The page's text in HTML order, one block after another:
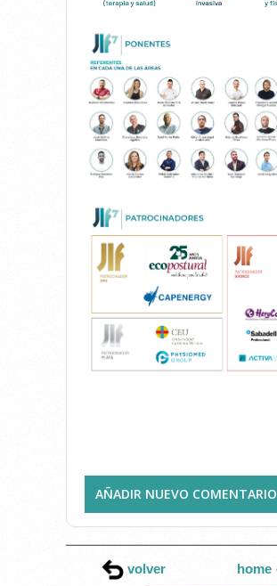
AÑADIR NUEVO COMENTARIO
volver home